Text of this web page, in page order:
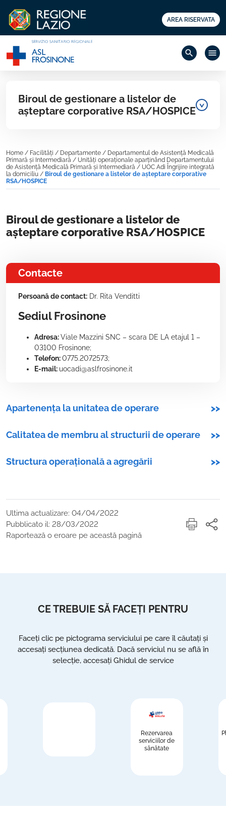
AREA RISERVATA
search menu
Biroul de gestionare a listelor de
așteptare corporative RSA/HOSPICE
Home / Facilități / Departamente / Departamentul de Asistență Medicală
Primară și Intermediară / Unități operaționale aparținând Departamentului
de Asistență Medicală Primară și Intermediară / UOC Adi Îngrijire integrată
la domiciliu / Biroul de gestionare a listelor de așteptare corporative
RSA/HOSPICE
Biroul de gestionare a listelor de
așteptare corporative RSA/HOSPICE
Contacte
Persoană de contact: Dr. Rita Venditti
Sediul Frosinone
Adresa:Viale Mazzini SNC – scara DE LA etajul 1 –
03100 Frosinone;
Telefon:0775.2072573;
E-mail: uocadi@aslfrosinone.it
Apartenența la unitatea de operare >>
Calitatea de membru al structurii de operare >>
Structura operațională a agregării >>
Ultima actualizare: 04/04/2022
Pubblicato il: 28/03/2022
Raportează o eroare pe această pagină
CE TREBUIE SĂ FACEȚI PENTRU
Faceți clic pe pictograma serviciului pe care îl căutați și
accesați secțiunea dedicată. Dacă serviciul nu se află în
selecție, accesați Ghidul de service
Rezervarea
serviciilor de
sănătate